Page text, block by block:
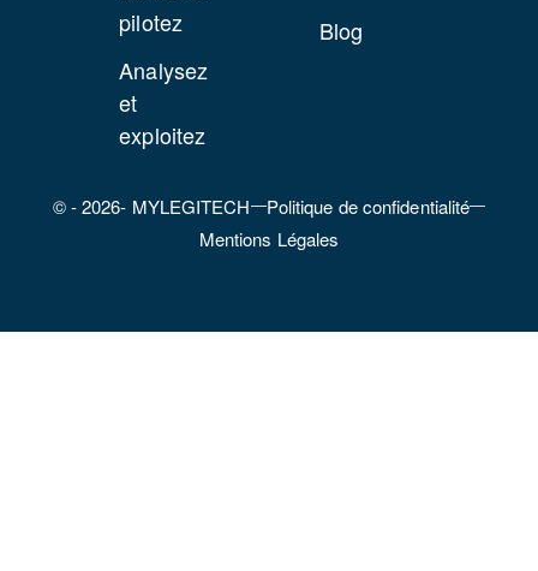
délivrés
Modèle
pilotez
Analysez
et
exploitez
Blog
© - 2026- MYLEGITECH
Politique de confidentialité
Mentions Légales